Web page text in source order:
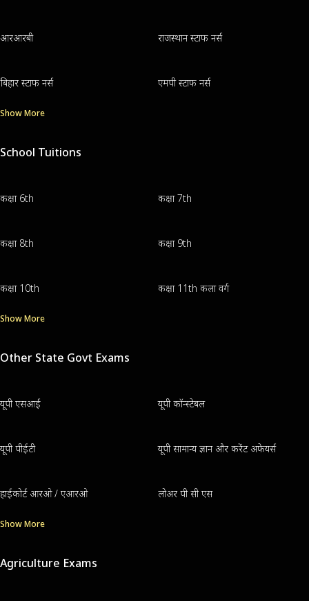
आरआरबी राजस्थान स्टाफ नर्स
बिहार स्टाफ नर्स एमपी स्टाफ नर्स
Show More
School Tuitions
कक्षा 6th कक्षा 7th
कक्षा 8th कक्षा 9th
कक्षा 10th कक्षा 11th कला वर्ग
Show More
Other State Govt Exams
यूपी एसआई यूपी कॉन्स्टेबल
यूपी पीईटी यूपी सामान्य ज्ञान और करेंट अफेयर्स
हाईकोर्ट आरओ / एआरओ लोअर पी सी एस
Show More
Agriculture Exams